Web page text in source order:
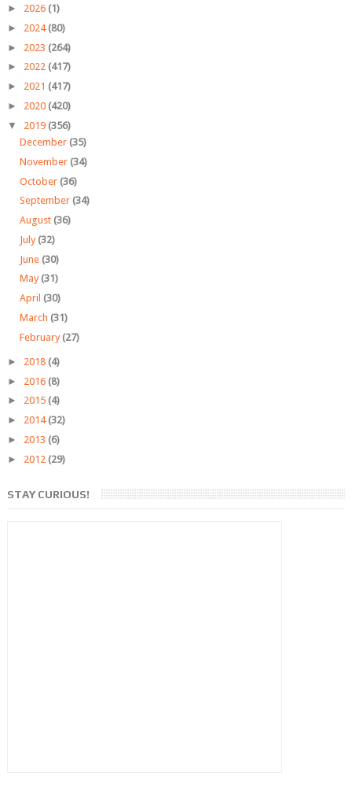
► 2026 (1)
► 2024 (80)
► 2023 (264)
► 2022 (417)
► 2021 (417)
► 2020 (420)
▼ 2019 (356)
December (35)
November (34)
October (36)
September (34)
August (36)
July (32)
June (30)
May (31)
April (30)
March (31)
February (27)
► 2018 (4)
► 2016 (8)
► 2015 (4)
► 2014 (32)
► 2013 (6)
► 2012 (29)
STAY CURIOUS!